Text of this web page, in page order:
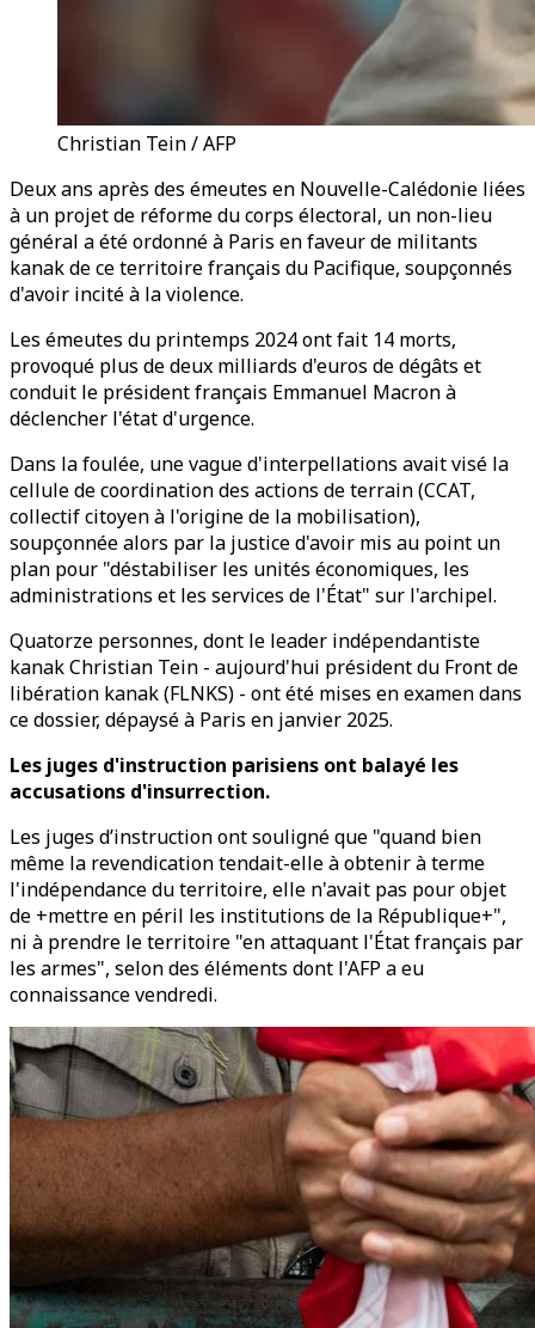
Christian Tein / AFP
Deux ans après des émeutes en Nouvelle-Calédonie liées
à un projet de réforme du corps électoral, un non-lieu
général a été ordonné à Paris en faveur de militants
kanak de ce territoire français du Pacifique, soupçonnés
d'avoir incité à la violence.
Les émeutes du printemps 2024 ont fait 14 morts,
provoqué plus de deux milliards d'euros de dégâts et
conduit le président français Emmanuel Macron à
déclencher l'état d'urgence.
Dans la foulée, une vague d'interpellations avait visé la
cellule de coordination des actions de terrain (CCAT,
collectif citoyen à l'origine de la mobilisation),
soupçonnée alors par la justice d'avoir mis au point un
plan pour "déstabiliser les unités économiques, les
administrations et les services de l'État" sur l'archipel.
Quatorze personnes, dont le leader indépendantiste
kanak Christian Tein - aujourd'hui président du Front de
libération kanak (FLNKS) - ont été mises en examen dans
ce dossier, dépaysé à Paris en janvier 2025.
Les juges d'instruction parisiens ont balayé les
accusations d'insurrection.
Les juges d’instruction ont souligné que "quand bien
même la revendication tendait-elle à obtenir à terme
l'indépendance du territoire, elle n'avait pas pour objet
de +mettre en péril les institutions de la République+",
ni à prendre le territoire "en attaquant l'État français par
les armes", selon des éléments dont l'AFP a eu
connaissance vendredi.